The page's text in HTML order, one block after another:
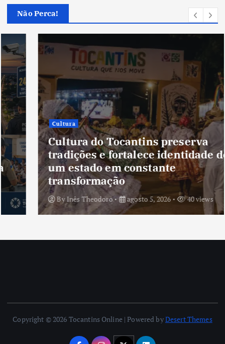
Não Perca!
Cultura
Cultura do Tocantins preserva
tradições e fortalece identidade de
um estado em constante
transformação
By Inês Theodoro agosto 5, 2026 40 views
Copyright © 2026 Tocantins Online | Powered byDesert Themes